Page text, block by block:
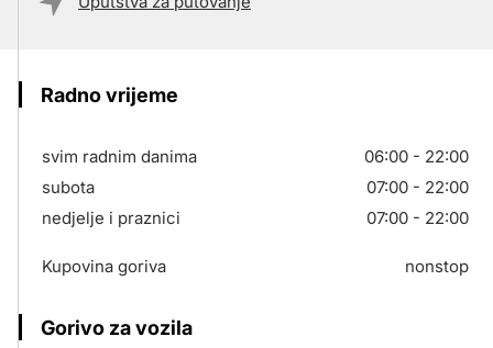
Radno vrijeme
svim radnim danima
06:00 - 22:00
subota
07:00 - 22:00
nedjelje i praznici
07:00 - 22:00
Kupovina goriva nonstop
Gorivo za vozila